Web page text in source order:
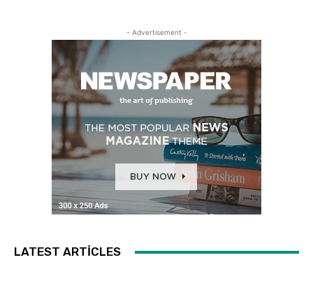
- Advertisement -
LATEST ARTICLES